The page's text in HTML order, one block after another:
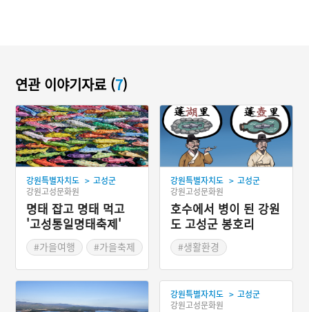
연관 이야기자료 (7)
강원특별자치도 > 고성군
강원고성문화원
명태 잡고 명태 먹고
'고성통일명태축제'
#가을여행
#가을축제
#강원 고성 가볼만한곳
강원특별자치도 > 고성군
강원고성문화원
호수에서 병이 된 강원
도 고성군 봉호리
#생활환경
#강원 고성
강원특별자치도 > 고성군
강원고성문화원